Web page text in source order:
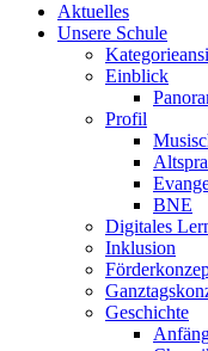
Aktuelles
Unsere Schule
Einblick
Profil
BNE
Digitales
Inklusion
Geschichte